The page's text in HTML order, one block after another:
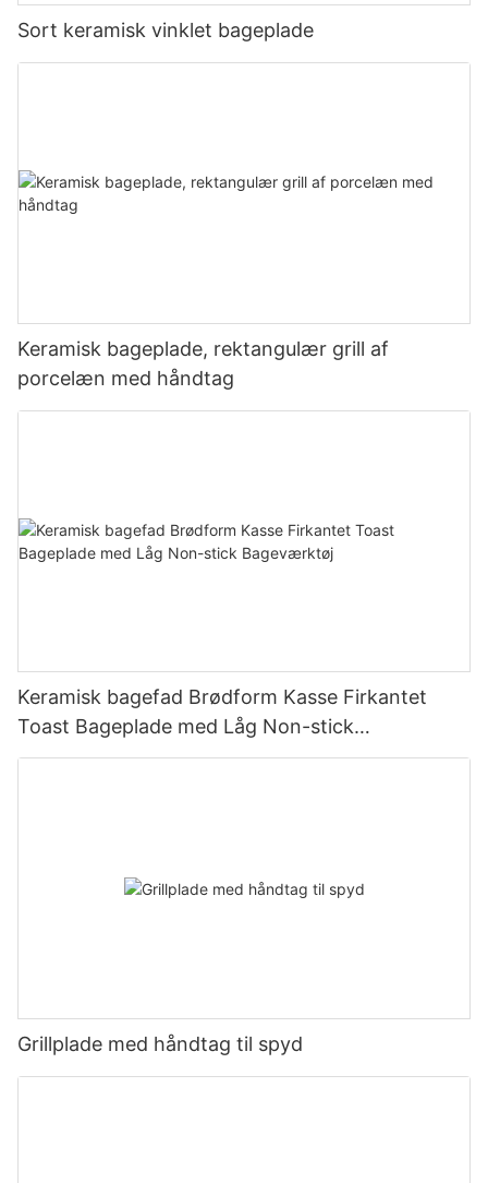
Sort keramisk vinklet bageplade
Keramisk bageplade, rektangulær grill af
porcelæn med håndtag
Keramisk bagefad Brødform Kasse Firkantet
Toast Bageplade med Låg Non-stick
Bageværktøj
Grillplade med håndtag til spyd